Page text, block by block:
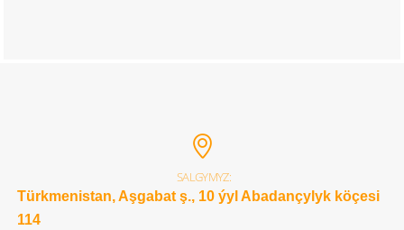
SALGYMYZ:
Türkmenistan, Aşgabat ş., 10 ýyl Abadançylyk köçesi
114